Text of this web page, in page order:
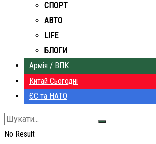
СПОРТ
АВТО
LIFE
БЛОГИ
Армія / ВПК
Китай Сьогодні
ЄС та НАТО
No Result